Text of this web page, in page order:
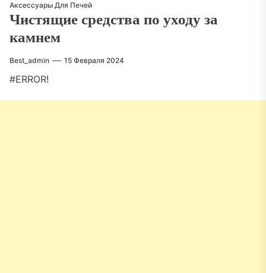
Аксессуары Для Печей
Чистящие средства по уходу за
камнем
Best_admin 15 Февраля 2024
#ERROR!